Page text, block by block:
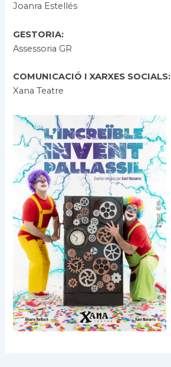
Joanra Estellés
GESTORIA:
Assessoria GR
COMUNICACIÓ I XARXES SOCIALS:
Xana Teatre